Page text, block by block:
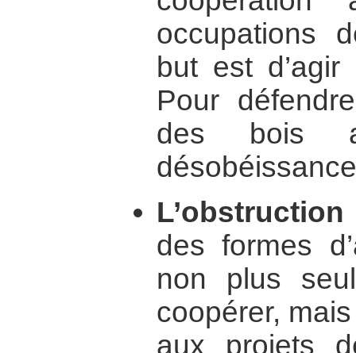
occupations
but est
Pour
des bois
des formes
non plus
coopérer,
aux projets